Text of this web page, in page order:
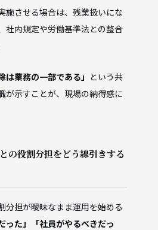
施させる場合は、残業扱いにな
社内規定や労働基準法との整合
は業務の一部である」 という共
が示すことが、現場の納得感に
の役割分担をどう線引きする
分担が曖昧なまま運用を始める
った」「社員がやるべきだっ